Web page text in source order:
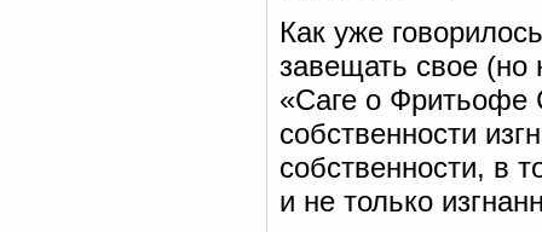
Как уже
завещать свое (но
«Саге о Фритьофе
собственности
собственности, в
и не только